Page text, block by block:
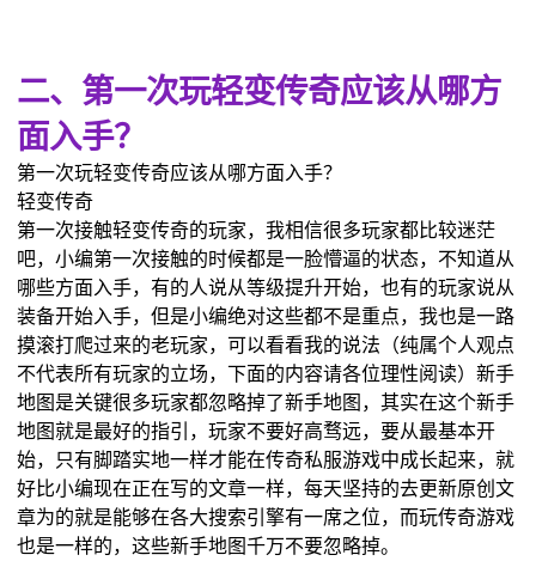
二、第一次玩轻变传奇应该从哪方
面入手？
第一次玩轻变传奇应该从哪方面入手？
轻变传奇
第一次接触轻变传奇的玩家，我相信很多玩家都比较迷茫
吧，小编第一次接触的时候都是一脸懵逼的状态，不知道从
哪些方面入手，有的人说从等级提升开始，也有的玩家说从
装备开始入手，但是小编绝对这些都不是重点，我也是一路
摸滚打爬过来的老玩家，可以看看我的说法（纯属个人观点
不代表所有玩家的立场，下面的内容请各位理性阅读）新手
地图是关键很多玩家都忽略掉了新手地图，其实在这个新手
地图就是最好的指引，玩家不要好高骛远，要从最基本开
始，只有脚踏实地一样才能在传奇私服游戏中成长起来，就
好比小编现在正在写的文章一样，每天坚持的去更新原创文
章为的就是能够在各大搜索引擎有一席之位，而玩传奇游戏
也是一样的，这些新手地图千万不要忽略掉。